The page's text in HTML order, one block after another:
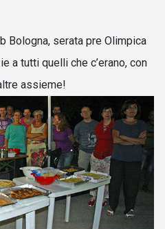
Bologna, serata pre Olimpica
a tutti quelli che c’erano, con
assieme!